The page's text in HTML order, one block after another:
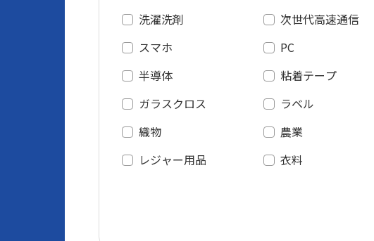
洗濯洗剤 次世代高速通信
スマホ
PC
半導体
粘着テープ
ガラスクロス
ラベル
織物
農業
レジャー用品
衣料